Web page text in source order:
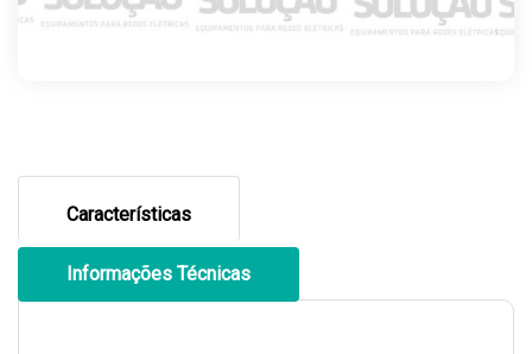
Características
Informações Técnicas